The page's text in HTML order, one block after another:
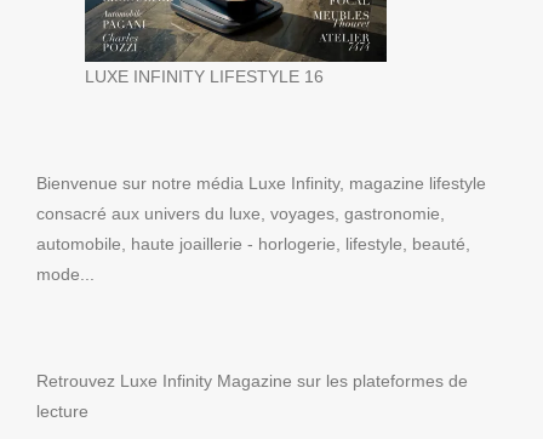
LUXE INFINITY LIFESTYLE 16
Bienvenue sur notre média Luxe Infinity, magazine lifestyle
consacré aux univers du luxe, voyages, gastronomie,
automobile, haute joaillerie - horlogerie, lifestyle, beauté,
mode...
Retrouvez Luxe Infinity Magazine sur les plateformes de
lecture